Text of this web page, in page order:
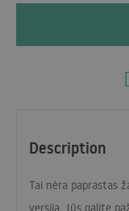
Description
Tai nėra paprastas
versija. Jūs galite